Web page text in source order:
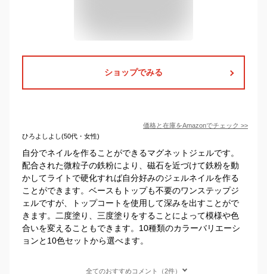
ショップでみる
価格と在庫をAmazonでチェック >>
ひろよしよし(50代・女性)
自分でネイルを作ることができるマグネットジェルです。
配合された微粒子の鉄粉により、磁石を近づけて鉄粉を動
かしてライトで硬化すれば自分好みのジェルネイルを作る
ことができます。ベースもトップも不要のワンステップジ
ェルですが、トップコートを使用して深みを出すことがで
きます。二度塗り、三度塗りをすることによって模様や色
合いを変えることもできます。10種類のカラーバリエーシ
ョンと10色セットから選べます。
全てのおすすめコメント（2件）